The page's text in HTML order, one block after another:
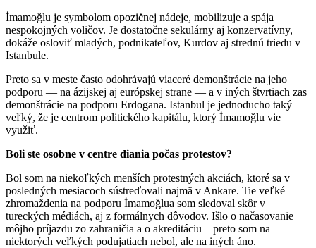
İmamoğlu je symbolom opozičnej nádeje, mobilizuje a spája
nespokojných voličov. Je dostatočne sekulárny aj konzervatívny,
dokáže osloviť mladých, podnikateľov, Kurdov aj strednú triedu v
Istanbule.
Preto sa v meste často odohrávajú viaceré demonštrácie na jeho
podporu — na ázijskej aj európskej strane — a v iných štvrtiach zas
demonštrácie na podporu Erdogana. Istanbul je jednoducho taký
veľký, že je centrom politického kapitálu, ktorý İmamoğlu vie
využiť.
Boli ste osobne v centre diania počas protestov?
Bol som na niekoľkých menších protestných akciách, ktoré sa v
posledných mesiacoch sústreďovali najmä v Ankare. Tie veľké
zhromaždenia na podporu İmamoğlua som sledoval skôr v
tureckých médiách, aj z formálnych dôvodov. Išlo o načasovanie
môjho príjazdu zo zahraničia a o akreditáciu – preto som na
niektorých veľkých podujatiach nebol, ale na iných áno.